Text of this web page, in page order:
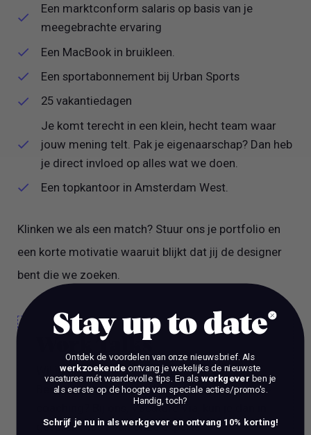
Een marktconform salaris op basis van je
meegebrachte ervaring
Een MacBook in bruikleen.
Een sportabonnement bij Urban Sports
25 vakantiedagen
Je komt terecht in een klein, hecht team waar
jouw mening telt. Pak je eigenaarschap? Dan heb
je direct invloed op alles wat we doen.
Een topkantoor in Amsterdam West.
Klinken we als een match? Stuur ons je portfolio en
een korte motivatie waaruit blijkt dat jij de designer
bent die we zoeken.
Work Talks
Wil je een stap vooruit zetten in je carrière?
Ben je op zoek naar meer dan alleen reguliere
coaching? Bij ons, Vacature Via, kun je dan in
gesprek met 1 van onze experts.
Stay up to date
Ontdek de voordelen van onze nieuwsbrief. Als
werkzoekendeontvang je wekelijks de nieuwste
vacatures mét waardevolle tips. En als werkgever ben je
als eerste op de hoogte van speciale acties/promo's.
Handig, toch?
Schrijf je nu in als werkgever en ontvang 10% korting!